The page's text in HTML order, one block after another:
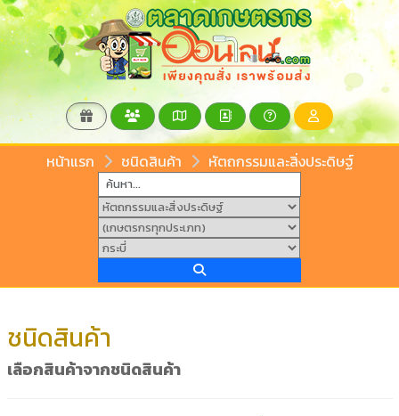
หน้าแรก ชนิดสินค้า หัตถกรรมและสิ่งประดิษฐ์
ชนิดสินค้า
เลือกสินค้าจากชนิดสินค้า